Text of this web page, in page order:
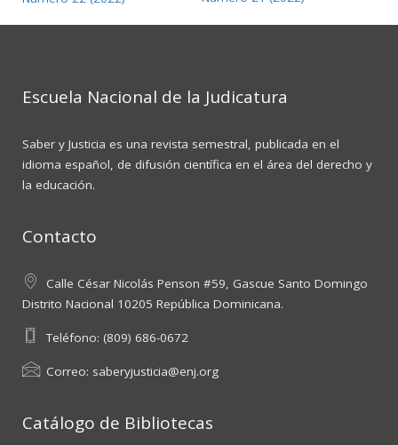
Escuela Nacional de la Judicatura
Saber y Justicia es una revista semestral, publicada en el
idioma español, de difusión científica en el área del derecho y
la educación.
Contacto
Calle César Nicolás Penson #59, Gascue Santo Domingo
Distrito Nacional 10205 República Dominicana.
Teléfono: (809) 686-0672
Correo: saberyjusticia@enj.org
Catálogo de Bibliotecas